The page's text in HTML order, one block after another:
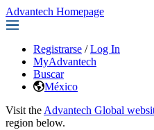
Advantech Homepage
Registrarse / Log In
MyAdvantech
Buscar
México
Visit the Advantech Global
region below.